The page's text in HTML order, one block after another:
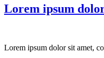
Lorem ipsum
Lorem ipsum dolor sit amet,